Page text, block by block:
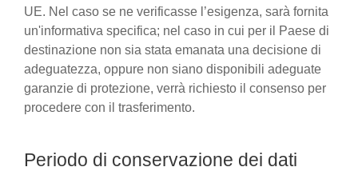
UE. Nel caso se ne verificasse l’esigenza, sarà fornita
un'informativa specifica; nel caso in cui per il Paese di
destinazione non sia stata emanata una decisione di
adeguatezza, oppure non siano disponibili adeguate
garanzie di protezione, verrà richiesto il consenso per
procedere con il trasferimento.
Periodo di conservazione dei dati